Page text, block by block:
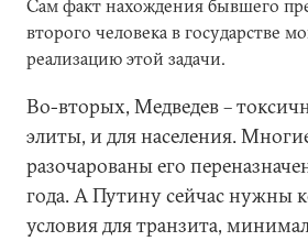
Сам факт нахождения бывшего
второго человека в государстве
реализацию этой задачи.
Во-вторых, Медведев –
элиты, и для населения.
разочарованы его
года. А Путину сейчас нужны
условия для транзита,